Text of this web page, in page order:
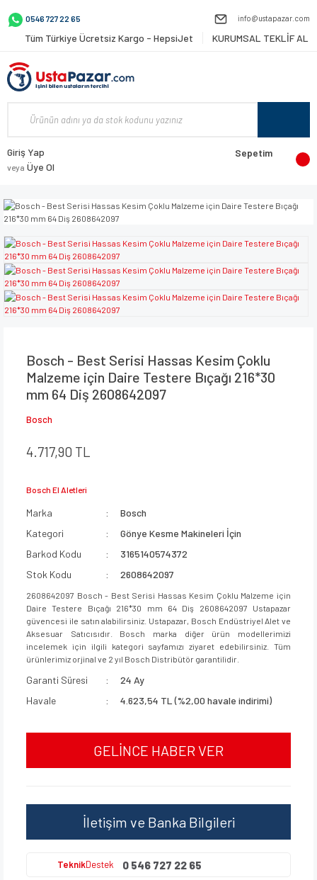
0546 727 22 65 info@ustapazar.com
Tüm Türkiye Ücretsiz Kargo - HepsiJet KURUMSAL TEKLİF AL
Giriş Yap
veya Üye Ol
Sepetim
Bosch - Best Serisi Hassas Kesim Çoklu
Malzeme için Daire Testere Bıçağı 216*30
mm 64 Diş 2608642097
Bosch
4.717,90 TL
Bosch El Aletleri
Marka
Bosch
Kategori
Gönye Kesme Makineleri İçin
Barkod Kodu
3165140574372
Stok Kodu
2608642097
2608642097 Bosch - Best Serisi Hassas Kesim Çoklu Malzeme için
Daire Testere Bıçağı 216*30 mm 64 Diş 2608642097 Ustapazar
güvencesi ile satın alabilirsiniz. Ustapazar, Bosch Endüstriyel Alet ve
Aksesuar Satıcısıdır. Bosch marka diğer ürün modellerimizi
incelemek için ilgili kategori sayfamızı ziyaret edebilirsiniz. Tüm
ürünlerimiz orjinal ve 2 yıl Bosch Distribütör garantilidir.
Garanti Süresi
24 Ay
Havale
4.623,54 TL (%2,00 havale indirimi)
GELİNCE HABER VER
İletişim ve Banka Bilgileri
TeknikDestek 0 546 727 22 65